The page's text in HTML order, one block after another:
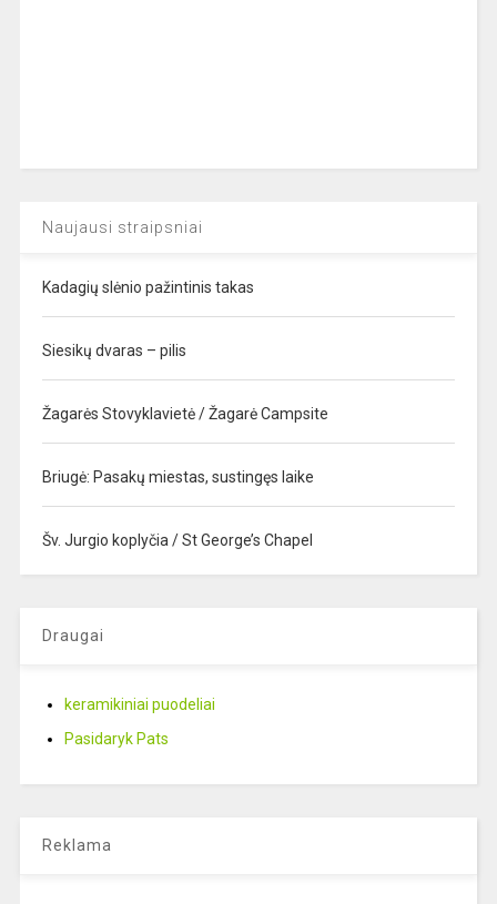
Naujausi straipsniai
Kadagių slėnio pažintinis takas
Siesikų dvaras – pilis
Žagarės Stovyklavietė / Žagarė Campsite
Briugė: Pasakų miestas, sustingęs laike
Šv. Jurgio koplyčia / St George’s Chapel
Draugai
keramikiniai puodeliai
Pasidaryk Pats
Reklama